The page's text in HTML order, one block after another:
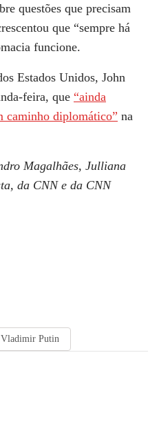
questões que precisam
que “sempre há
funcione.
Estados Unidos, John
feira, que “ainda
caminho diplomático” na
Magalhães, Julliana
da CNN e da CNN
Vladimir Putin